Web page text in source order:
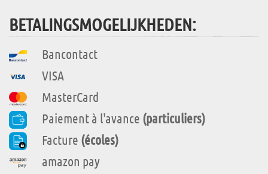
BETALINGSMOGELIJKHEDEN:
Bancontact
VISA
MasterCard
Paiement à l'avance (particuliers)
Facture (écoles)
amazon pay